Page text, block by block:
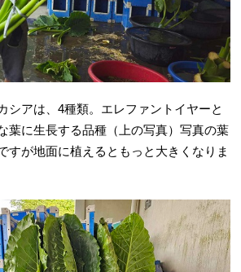
シアは、4種類。エレファントイヤーと
葉に生長する品種（上の写真）写真の葉
すが地面に植えるともっと大きくなりま